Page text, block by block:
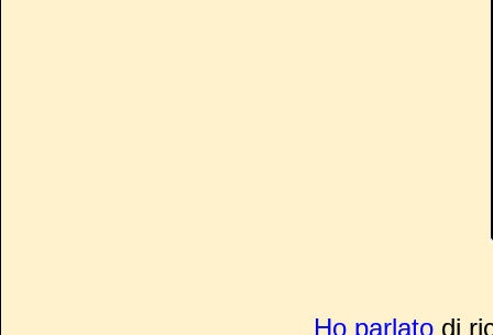
Ho parlato di